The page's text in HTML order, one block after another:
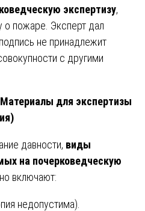
экспертизу,
о пожаре. Эксперт дал
не принадлежит
с другими
для экспертизы
давности, виды
на почерковедческую
включают:
недопустима).